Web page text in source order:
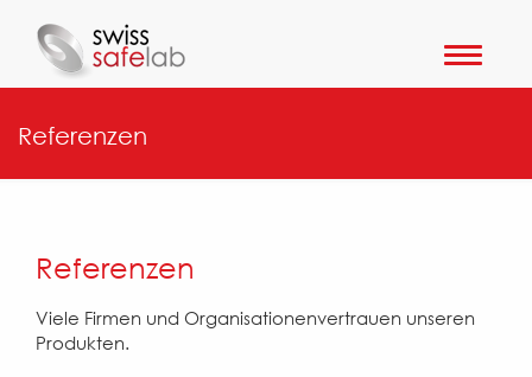
Toggle
Referenzen
Referenzen
Viele Firmen und Organisationenvertrauen unseren
Produkten.